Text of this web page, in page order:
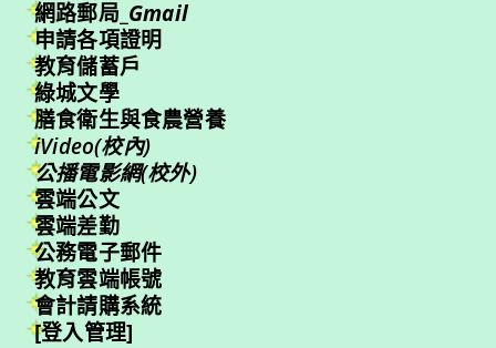
網路郵局_ Gmail
申請各項證明
教育儲蓄戶
綠城文學
膳食衛生與食農營養
iVideo(校內)
公播電影網(校外)
雲端公文
雲端差勤
公務電子郵件
教育雲端帳號
會計請購系統
[登入管理]